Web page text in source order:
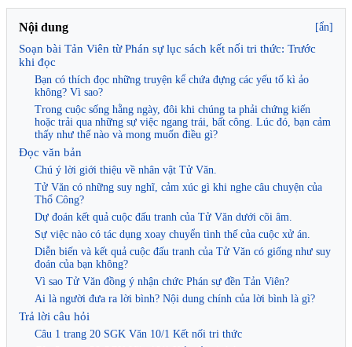
Nội dung [ẩn]
Soạn bài Tản Viên từ Phán sự lục sách kết nối tri thức: Trước
khi đọc
Bạn có thích đọc những truyện kể chứa đựng các yếu tố kì ảo
không? Vì sao?
Trong cuộc sống hằng ngày, đôi khi chúng ta phải chứng kiến
hoặc trải qua những sự việc ngang trái, bất công. Lúc đó, bạn cảm
thấy như thế nào và mong muốn điều gì?
Đọc văn bản
Chú ý lời giới thiệu về nhân vật Tử Văn.
Tử Văn có những suy nghĩ, cảm xúc gì khi nghe câu chuyện của
Thổ Công?
Dự đoán kết quả cuộc đấu tranh của Tử Văn dưới cõi âm.
Sự việc nào có tác dụng xoay chuyển tình thế của cuộc xử án.
Diễn biến và kết quả cuộc đấu tranh của Tử Văn có giống như suy
đoán của bạn không?
Vì sao Tử Văn đồng ý nhận chức Phán sự đền Tản Viên?
Ai là người đưa ra lời bình? Nội dung chính của lời bình là gì?
Trả lời câu hỏi
Câu 1 trang 20 SGK Văn 10/1 Kết nối tri thức